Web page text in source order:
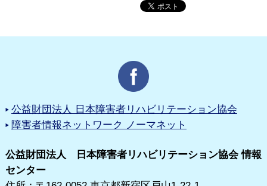
公益財団法人 日本障害者リハビリテーション協会
障害者情報ネットワーク ノーマネット
公益財団法人 日本障害者リハビリテーション協会 情報
センター